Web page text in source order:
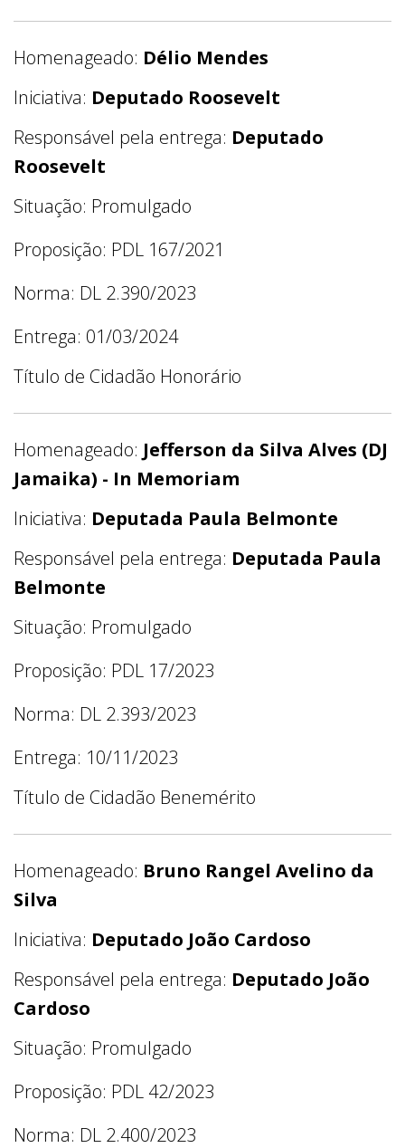
Homenageado: Délio Mendes
Iniciativa: Deputado Roosevelt
Responsável pela entrega: Deputado
Roosevelt
Situação: Promulgado
Proposição: PDL 167/2021
Norma: DL 2.390/2023
Entrega: 01/03/2024
Título de Cidadão Honorário
Homenageado: Jefferson da Silva Alves (DJ
Jamaika) - In Memoriam
Iniciativa: Deputada Paula Belmonte
Responsável pela entrega: Deputada Paula
Belmonte
Situação: Promulgado
Proposição: PDL 17/2023
Norma: DL 2.393/2023
Entrega: 10/11/2023
Título de Cidadão Benemérito
Homenageado: Bruno Rangel Avelino da
Silva
Iniciativa: Deputado João Cardoso
Responsável pela entrega: Deputado João
Cardoso
Situação: Promulgado
Proposição: PDL 42/2023
Norma: DL 2.400/2023